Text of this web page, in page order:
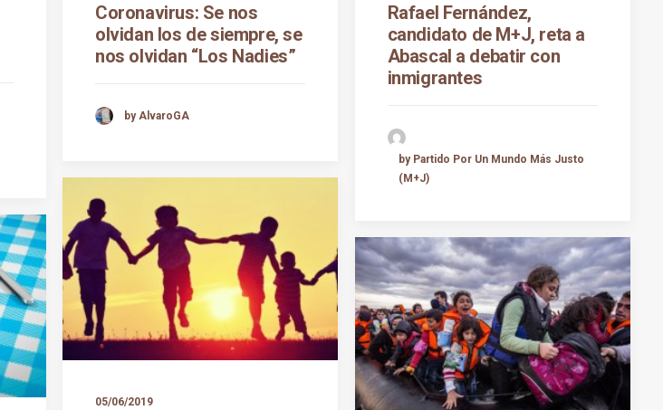
Coronavirus: Se nos
olvidan los de siempre, se
nos olvidan “Los Nadies”
by AlvaroGA
Rafael Fernández,
candidato de M+J, reta a
Abascal a debatir con
inmigrantes
by Partido Por Un Mundo Más Justo
(M+J)
05/06/2019